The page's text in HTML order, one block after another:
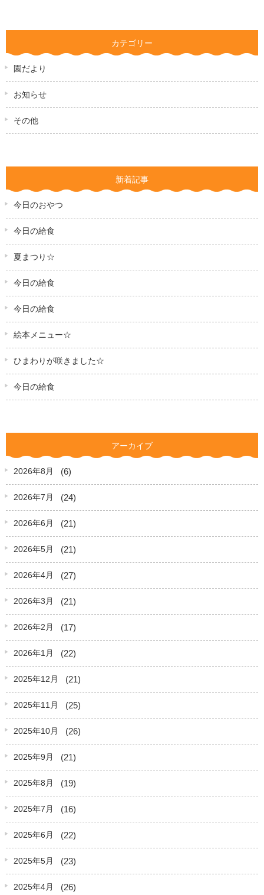
カテゴリー
園だより
お知らせ
その他
新着記事
今日のおやつ
今日の給食
夏まつり☆
今日の給食
今日の給食
絵本メニュー☆
ひまわりが咲きました☆
今日の給食
アーカイブ
2026年8月 (6)
2026年7月 (24)
2026年6月 (21)
2026年5月 (21)
2026年4月 (27)
2026年3月 (21)
2026年2月 (17)
2026年1月 (22)
2025年12月 (21)
2025年11月 (25)
2025年10月 (26)
2025年9月 (21)
2025年8月 (19)
2025年7月 (16)
2025年6月 (22)
2025年5月 (23)
2025年4月 (26)